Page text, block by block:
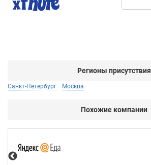
Регионы присутствия
Санкт-Петербург Москва
Похожие компании